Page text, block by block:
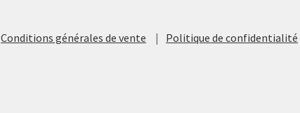
Conditions générales de vente Politique de confidentialité